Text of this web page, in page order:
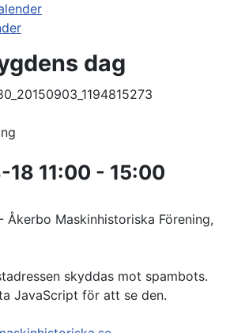
dag
18 11:00 - 15:00
Åkerbo Maskinhistoriska Förening,
skyddas mot spambots.
JavaScript för att se den.